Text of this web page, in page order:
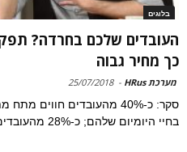
בלוגים
העובדים שלכם בחרדה?
כך מחיר גבוה
מערכת HRus -
25/07/2018
סקר: כ-40% מהעובדים
בחיי היומיום שלהם; כ-28% מהעובדים סבלו מהתקף חרדה